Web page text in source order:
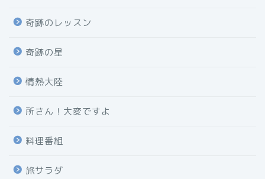
奇跡のレッスン
奇跡の星
情熱大陸
所さん！大変ですよ
料理番組
旅サラダ